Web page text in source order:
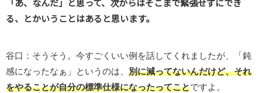
る、とかいうことはあると思います。
谷口：そうそう。今すごくいい例を話してくれましたが、「鈍
感になったなぁ」というのは、 別に減ってないんだけど、それ
をやることが自分の標準仕様になったってことですよ。